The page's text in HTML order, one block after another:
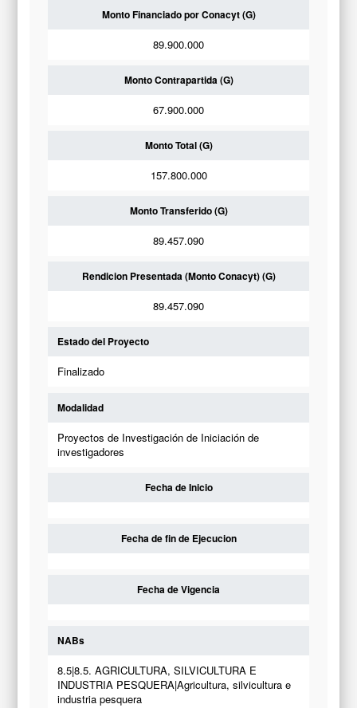
Monto Financiado por Conacyt (G)
89.900.000
Monto Contrapartida (G)
67.900.000
Monto Total (G)
157.800.000
Monto Transferido (G)
89.457.090
Rendicion Presentada (Monto Conacyt) (G)
89.457.090
Estado del Proyecto
Finalizado
Modalidad
Proyectos de Investigación de Iniciación de
investigadores
Fecha de Inicio
Fecha de fin de Ejecucion
Fecha de Vigencia
NABs
8.5|8.5. AGRICULTURA, SILVICULTURA E
INDUSTRIA PESQUERA|Agricultura, silvicultura e
industria pesquera